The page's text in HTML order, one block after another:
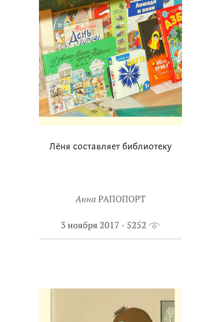
Лёня составляет библиотеку
Анна РАПОПОРТ
3 ноября 2017 5252